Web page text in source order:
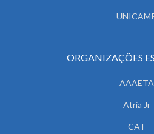
ORGANIZAÇÕES
AAAETA
Atria Jr
CAT